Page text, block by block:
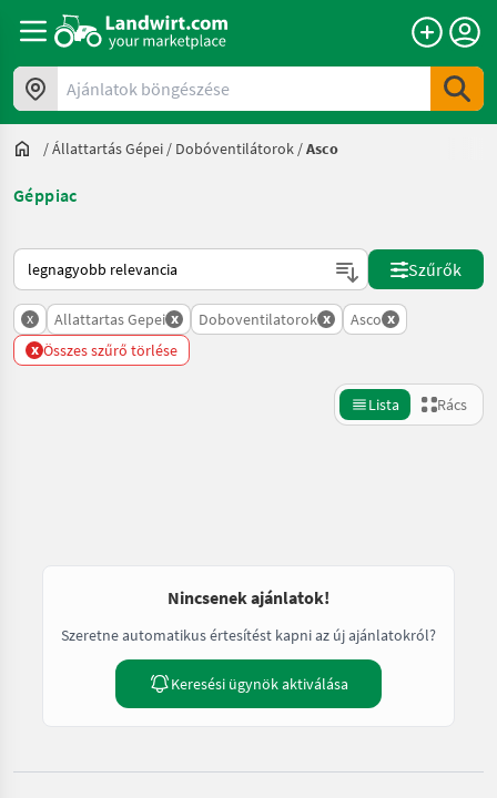
Ajánlatok böngészése
/Állattartás Gépei / Dobóventilátorok /Asco
Géppiac
Így van sorba rendezve a Landwirt.com-on
Szűrők
x Allattartas Gepei x Doboventilatorok x Asco x
x Összes szűrő törlése
Lista Rács
Nincsenek ajánlatok!
Szeretne automatikus értesítést kapni az új ajánlatokról?
Keresési ügynök aktiválása